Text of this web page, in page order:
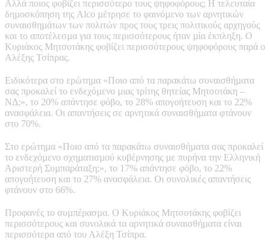
Αλλά ποιος φοβίζει περισσότερο τους ψηφοφόρους; Η τελευταία
δηµοσκόπηση της Alco µέτρησε το φαινόµενο των αρνητικών
συναισθηµάτων των πολιτών προς τους τρεις πολιτικούς αρχηγούς
και το αποτέλεσµα για τους περισσότερους ήταν µία έκπληξη. Ο
Κυριάκος Μητσοτάκης φοβίζει περισσότερους ψηφοφόρους παρά ο
Αλέξης Τσίπρας.
Ειδικότερα στο ερώτηµα «Ποιο από τα παρακάτω συναισθήµατα
σας προκαλεί το ενδεχόµενο µιας τρίτης θητείας Μητσοτάκη –
ΝΔ;», το 20% απάντησε φόβο, το 28% απογοήτευση και το 22%
ανασφάλεια. Οι απαντήσεις σε αρνητικά συναισθήµατα φτάνουν
στο 70%.
Στο ερώτηµα «Ποιο από τα παρακάτω συναισθήµατα σας προκαλεί
το ενδεχόµενο σχηµατισµού κυβέρνησης µε πυρήνα την Ελληνική
Αριστερή Συµπαράταξη;», το 17% απάντησε φόβο, το 22%
απογοήτευση και το 27% ανασφάλεια. Οι συνολικές απαντήσεις
φτάνουν στο 66%.
Προφανές το συµπέρασµα. Ο Κυριάκος Μητσοτάκης φοβίζει
περισσότερους και συνολικά τα αρνητικά συναισθήµατα είναι
περισσότερα από του Αλέξη Τσίπρα.